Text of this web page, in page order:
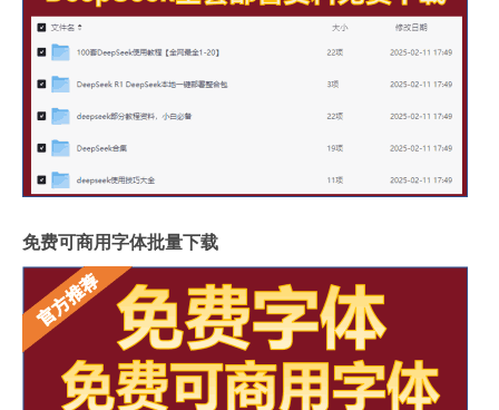
免费可商用字体批量下载